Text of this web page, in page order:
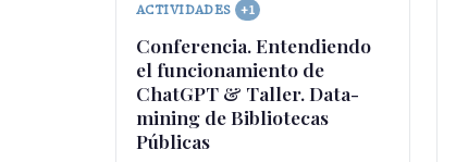
ACTIVIDADES
+1
Conferencia. Entendiendo
el funcionamiento de
ChatGPT & Taller. Data-
mining de Bibliotecas
Públicas